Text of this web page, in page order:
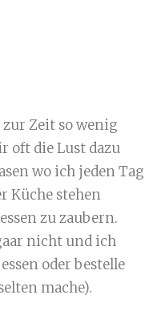
zur Zeit so wenig
oft die Lust dazu
wo ich jeden Tag
Küche stehen
zu zaubern.
nicht und ich
oder bestelle
mache).